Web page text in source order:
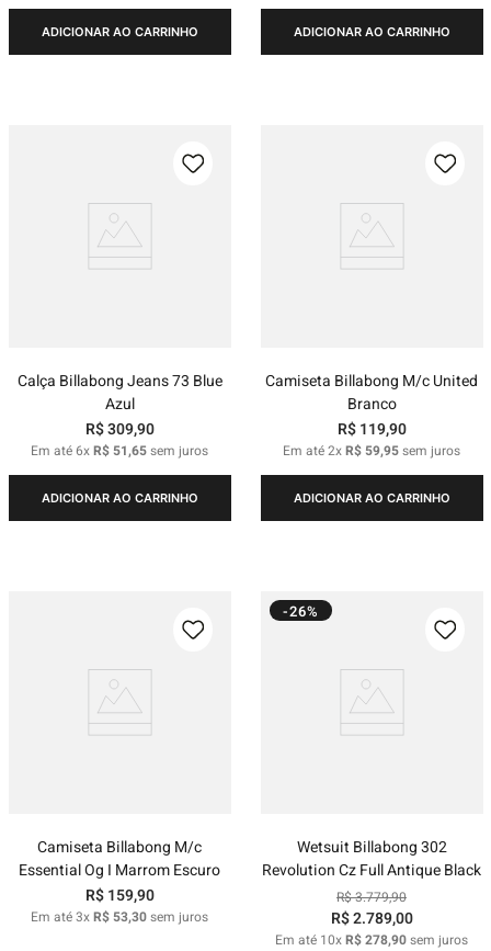
ADICIONAR AO CARRINHO ADICIONAR AO CARRINHO
Calça Billabong Jeans 73 Blue
Azul
R$309,90
Em até6xR$ 51,65sem juros
ADICIONAR AO CARRINHO
Camiseta Billabong M/c United
Branco
R$ 119,90
Em até2xR$ 59,95sem juros
ADICIONAR AO CARRINHO
Camiseta Billabong M/c
Essential Og I Marrom Escuro
R$ 159,90
Em até3xR$ 53,30sem juros
-26%
Wetsuit Billabong 302
Revolution Cz Full Antique Black
R$3.779,90
R$2.789,00
Em até 10xR$278,90sem juros